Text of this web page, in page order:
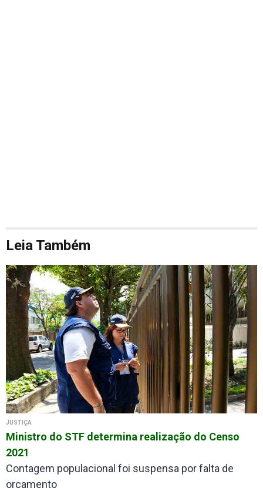
Leia Também
JUSTIÇA
Ministro do STF determina realização do Censo
2021
Contagem populacional foi suspensa por falta de
orçamento